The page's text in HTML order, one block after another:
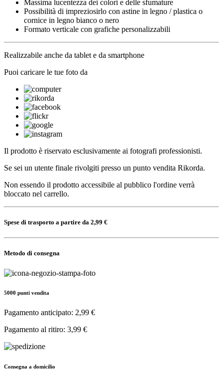
Massima lucentezza dei colori e delle sfumature
Possibilità di impreziosirlo con astine in legno / plastica o
cornice in legno bianco o nero
Formato verticale con grafiche personalizzabili
Realizzabile anche da tablet e da smartphone
Puoi caricare le tue foto da
Il prodotto è riservato esclusivamente ai fotografi professionisti.
Se sei un utente finale rivolgiti presso un punto vendita Rikorda.
Non essendo il prodotto accessibile al pubblico l'ordine verrà
bloccato nel carrello.
Spese di trasporto a partire da 2,99 €
Metodo di consegna
5000 punti vendita
Pagamento anticipato: 2,99 €
Pagamento al ritiro: 3,99 €
Consegna a domicilio